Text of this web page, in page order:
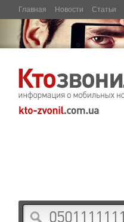
Главная Новости Статьи